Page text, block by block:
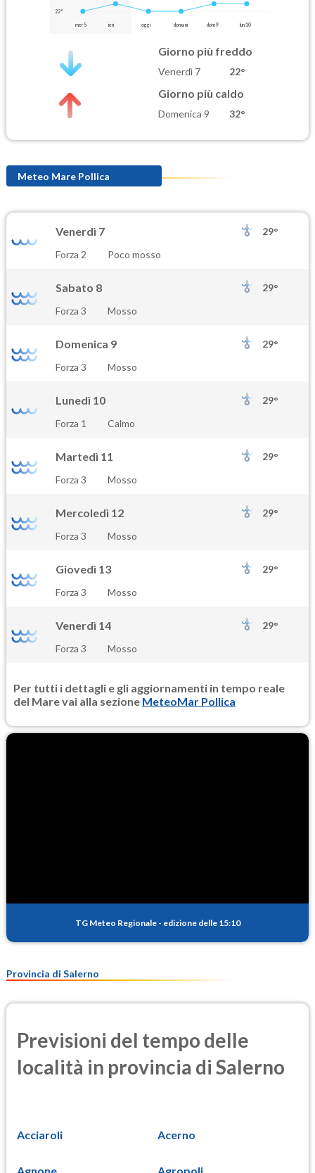
22°
mer 5 ieri oggi domani dom 9 lun 10
Giorno più freddo
Venerdì 7 22°
Giorno più caldo
Domenica 9 32°
Meteo Mare Pollica
Venerdì 7
29°
Forza 2
Poco mosso
Sabato 8
29°
Forza 3
Mosso
Domenica 9
29°
Forza 3
Mosso
Lunedì 10
29°
Forza 1
Calmo
Martedì 11
29°
Forza 3
Mosso
Mercoledì 12
29°
Forza 3
Mosso
Giovedì 13
29°
Forza 3
Mosso
Venerdì 14
29°
Forza 3
Mosso
Per tutti i dettagli e gli aggiornamenti in tempo reale
del Mare vai alla sezione MeteoMar Pollica
TG Meteo Regionale - edizione delle 15:10
Provincia di Salerno
Previsioni del tempo delle
località in provincia di Salerno
Acciaroli Acerno